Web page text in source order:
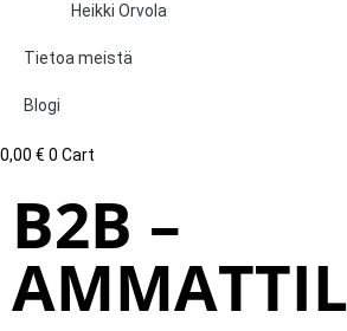
Heikki Orvola
Tietoa meistä
Blogi
0,00 € 0 Cart
B2B –